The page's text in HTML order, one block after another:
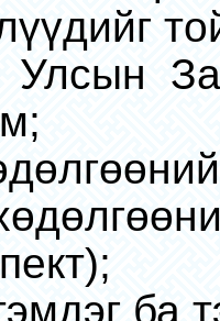
Улсын
ба